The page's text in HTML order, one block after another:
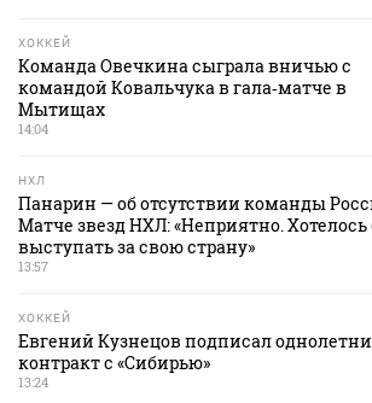
ХОККЕЙ
Команда Овечкина сыграла вничью с
командой Ковальчука в гала‑матче в
Мытищах
14:04
НХЛ
Панарин — об отсутствии команды
Матче звезд НХЛ: «Неприятно.
выступать за свою страну»
13:57
ХОККЕЙ
Евгений Кузнецов подписал
контракт с «Сибирью»
13:24